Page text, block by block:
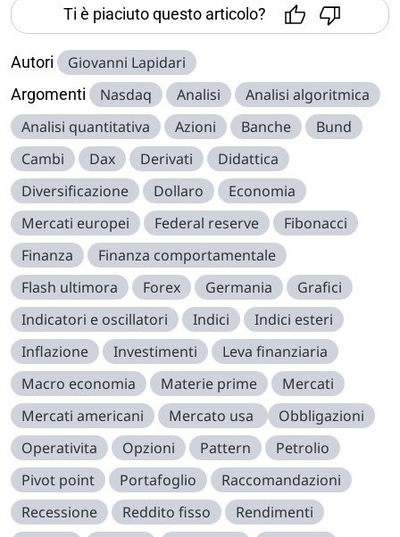
Ti è piaciuto questo articolo?
Autori Giovanni Lapidari
Argomenti Nasdaq Analisi
Analisi algoritmica
Analisi quantitativa
Azioni Banche
Bund
Cambi
Dax Derivati
Didattica
Diversificazione
Dollaro
Economia
Mercati europei
Federal reserve
Fibonacci
Finanza
Finanza comportamentale
Flash ultimora
Forex Germania
Grafici
Indicatori e oscillatori
Indici
Indici esteri
Inflazione
Investimenti
Leva finanziaria
Macro economia
Materie prime
Mercati
Mercati americani
Mercato usa
Obbligazioni
Operativita
Opzioni Pattern
Petrolio
Pivot point
Portafoglio
Raccomandazioni
Recessione
Reddito fisso
Rendimenti